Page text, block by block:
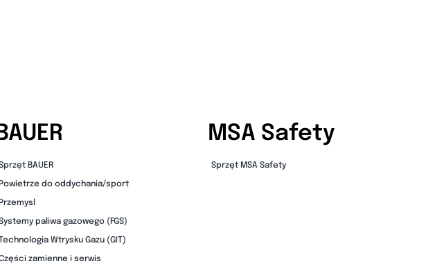
BAUER
Powietrze do oddychania/sport
Przemysl
paliwa gazowego (FGS)
Technologia Wtrysku Gazu (GIT)
zamienne i serwis
MSA Safety
Sprzęt MSA Safety